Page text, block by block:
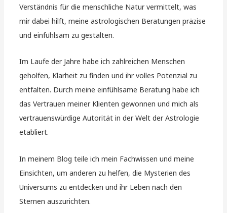
Verständnis für die menschliche Natur vermittelt, was
mir dabei hilft, meine astrologischen Beratungen präzise
und einfühlsam zu gestalten.
Im Laufe der Jahre habe ich zahlreichen Menschen
geholfen, Klarheit zu finden und ihr volles Potenzial zu
entfalten. Durch meine einfühlsame Beratung habe ich
das Vertrauen meiner Klienten gewonnen und mich als
vertrauenswürdige Autorität in der Welt der Astrologie
etabliert.
In meinem Blog teile ich mein Fachwissen und meine
Einsichten, um anderen zu helfen, die Mysterien des
Universums zu entdecken und ihr Leben nach den
Sternen auszurichten.